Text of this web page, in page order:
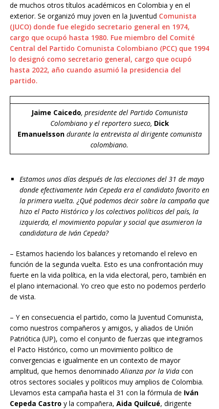
de muchos otros títulos académicos en Colombia y en el
exterior. Se organizó muy joven en la Juventud Comunista
(JUCO) donde fue elegido secretario general en 1974,
cargo que ocupó hasta 1980. Fue miembro del Comité
Central del Partido Comunista Colombiano (PCC) que 1994
lo designó como secretario general, cargo que ocupó
hasta 2022, año cuando asumió la presidencia del
partido.
Jaime Caicedo, presidente del Partido Comunista
Colombiano y el reportero sueco, Dick
Emanuelsson durante la entrevista al dirigente comunista
colombiano.
Estamos unos días después de las elecciones del 31 de mayo
donde efectivamente Iván Cepeda era el candidato favorito en
la primera vuelta. ¿Qué podemos decir sobre la campaña que
hizo el Pacto Histórico y los colectivos políticos del país, la
izquierda, el movimiento popular y social que asumieron la
candidatura de Iván Cepeda?
– Estamos haciendo los balances y retomando el relevo en
función de la segunda vuelta. Esto es una confrontación muy
fuerte en la vida política, en la vida electoral, pero, también en
el plano internacional. Yo creo que esto no podemos perderlo
de vista.
– Y en consecuencia el partido, como la Juventud Comunista,
como nuestros compañeros y amigos, y aliados de Unión
Patriótica (UP), como el conjunto de fuerzas que integramos
el Pacto Histórico, como un movimiento político de
convergencias e igualmente en un contexto de mayor
amplitud, que hemos denominadoAlianza por la Vida con
otros sectores sociales y políticos muy amplios de Colombia.
Llevamos esta campaña hasta el 31 con la fórmula de Iván
Cepeda Castro y la compañera, Aida Quilcué, dirigente